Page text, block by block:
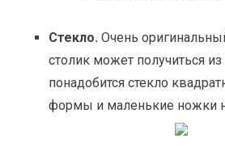
Стекло. Очень
столик может получиться из
понадобится стекло
формы и маленькие ножки